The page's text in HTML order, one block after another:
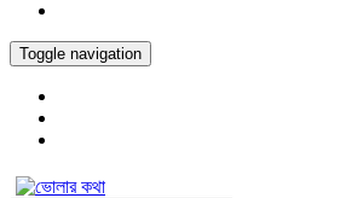
Toggle navigation